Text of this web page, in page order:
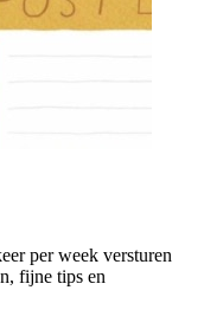
per week versturen
fijne tips en